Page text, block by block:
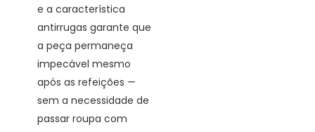
e a característica
antirrugas garante que
a peça permaneça
impecável mesmo
após as refeições —
sem a necessidade de
passar roupa com